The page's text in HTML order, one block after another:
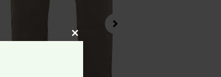
Close this module